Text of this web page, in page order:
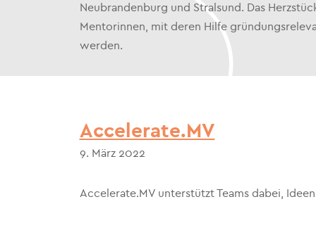
Neubrandenburg und Stralsund. Das
Mentorinnen, mit deren Hilfe
werden.
Accelerate.MV
9. März 2022
Accelerate.MV unterstützt Teams dabei,